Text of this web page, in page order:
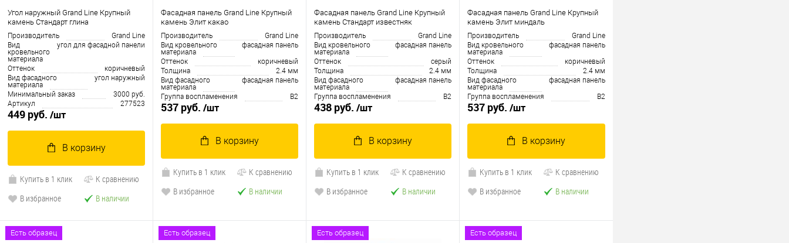
Угол наружный Grand Line Крупный
камень Стандарт глина
Производитель
Grand Line
Вид
кровельного
материала
угол для фасадной панели
Оттенок
коричневый
Вид фасадного
материала
угол наружный
Минимальный заказ
3000 руб.
Артикул
277523
449 руб. /шт
В корзину
Купить в 1 клик
К сравнению
В избранное
В наличии
Фасадная панель Grand Line Крупный
камень Элит какао
Производитель
Grand Line
Вид кровельного
материала
фасадная панель
Оттенок
коричневый
Толщина
2.4 мм
Вид фасадного
материала
фасадная панель
Группа воспламенения
В2
537 руб. /шт
В корзину
Купить в 1 клик
К сравнению
В избранное
В наличии
Фасадная панель Grand Line Крупный
камень Стандарт известняк
Производитель
Grand Line
Вид кровельного
материала
фасадная панель
Оттенок
серый
Толщина
2.4 мм
Вид фасадного
материала
фасадная панель
Группа воспламенения
В2
438 руб. /шт
В корзину
Купить в 1 клик
К сравнению
В избранное
В наличии
Фасадная панель Grand Line Крупный
камень Элит миндаль
Производитель
Grand Line
Вид кровельного
материала
фасадная панель
Оттенок
коричневый
Толщина
2.4 мм
Вид фасадного
материала
фасадная панель
Группа воспламенения
В2
537 руб. /шт
В корзину
Купить в 1 клик
К сравнению
В избранное
В наличии
Есть образец Есть образец Есть образец Есть образец